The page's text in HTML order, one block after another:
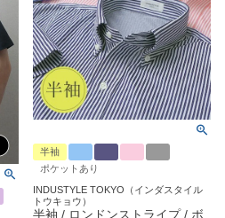
半袖
ポケットあり
INDUSTYLE TOKYO（インダスタイル
トウキョウ）
半袖 / ロンドンストライプ / ボ